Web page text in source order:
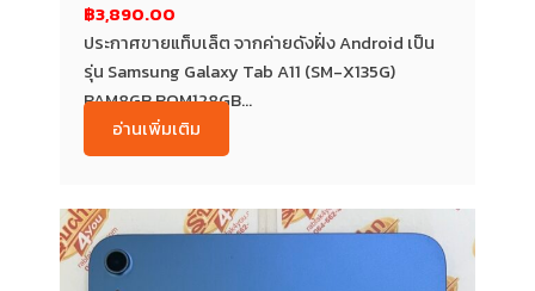
฿3,890.00
ประกาศขายแท็บเล็ต จากค่ายดังฝั่ง Android เป็น
รุ่น Samsung Galaxy Tab A11 (SM-X135G)
RAM8GB ROM128GB...
อ่านเพิ่มเติม